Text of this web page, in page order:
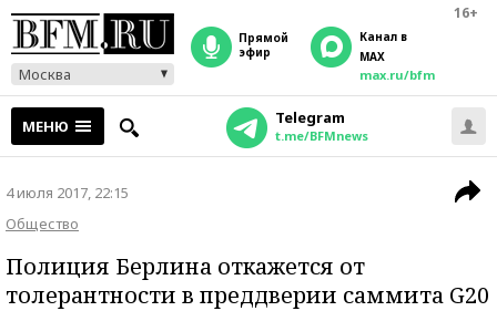
16+
Москва
прямой
эфир
Канал в
MAX
max.ru/bfm
МЕНЮ Telegram
t.me/BFMnews
4 июля 2017, 22:15
Общество
Полиция Берлина откажется от
толерантности в преддверии саммита G20